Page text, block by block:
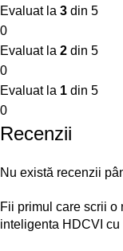
Evaluat la 3 din 5
0
Evaluat la 2 din 5
0
Evaluat la 1 din 5
0
Recenzii
Nu există recenzii
Fii primul care scrii o
inteligenta HDCVI cu